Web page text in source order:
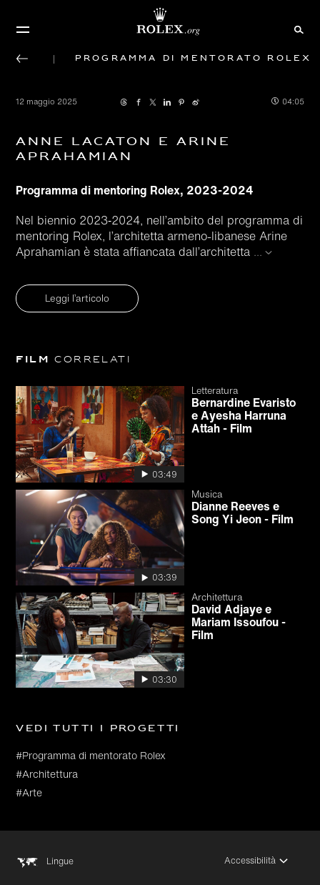
Programma di mentorato Rolex
12 maggio 2025 04:05
Anne Lacaton e Arine
Aprahamian
Programma di mentoring Rolex, 2023-2024
Nel biennio 2023‑2024, nell’ambito del programma di
mentoring Rolex, l’architetta armeno-libanese Arine
Aprahamian è stata affiancata dall’architetta ...
Leggi l’articolo
Film correlati
03:49
Letteratura
Bernardine Evaristo
e Ayesha Harruna
Attah - Film
03:39
Musica
Dianne Reeves e
Song Yi Jeon - Film
03:30
Architettura
David Adjaye e
Mariam Issoufou -
Film
Vedi tutti i progetti
#Programma di mentorato Rolex
#Architettura
#Arte
Lingue Accessibilità